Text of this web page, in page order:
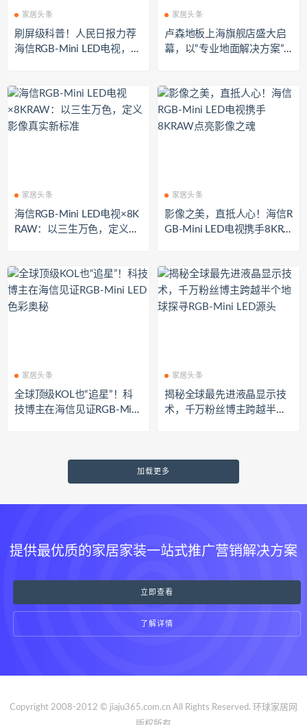
家居头条
刷屏级科普！人民日报力荐
海信RGB-Mini LED电视，中
家居头条
卢森地板上海旗舰店盛大启
幕，以“专业地面解决方案”
家居头条
海信RGB-Mini LED电视×8K
RAW：以三生万色，定义影
家居头条
影像之美，直抵人心！海信R
GB-Mini LED电视携手8KRA
家居头条
全球顶级KOL也“追星”！科
技博主在海信见证RGB-Mini
家居头条
揭秘全球最先进液晶显示技
术，千万粉丝博主跨越半个
加载更多
提供最优质的家居家装一站式推广营销解决方案
立即查看
了解详情
Copyright 2008-2012 © jiaju365.com.cn All Rights Reserved. 环球家居网